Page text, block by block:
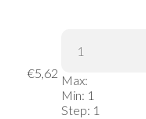
€5,62 Max:
Min: 1
Step: 1